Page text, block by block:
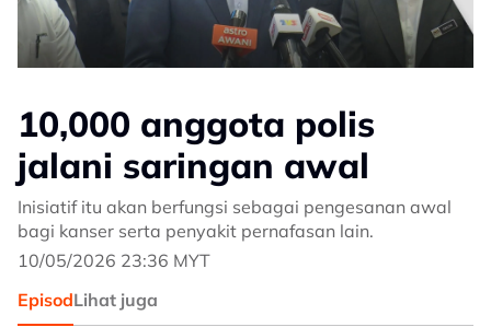
10,000 anggota polis
jalani saringan awal
Inisiatif itu akan berfungsi sebagai pengesanan awal
bagi kanser serta penyakit pernafasan lain.
10/05/2026 23:36 MYT
EpisodLihat juga